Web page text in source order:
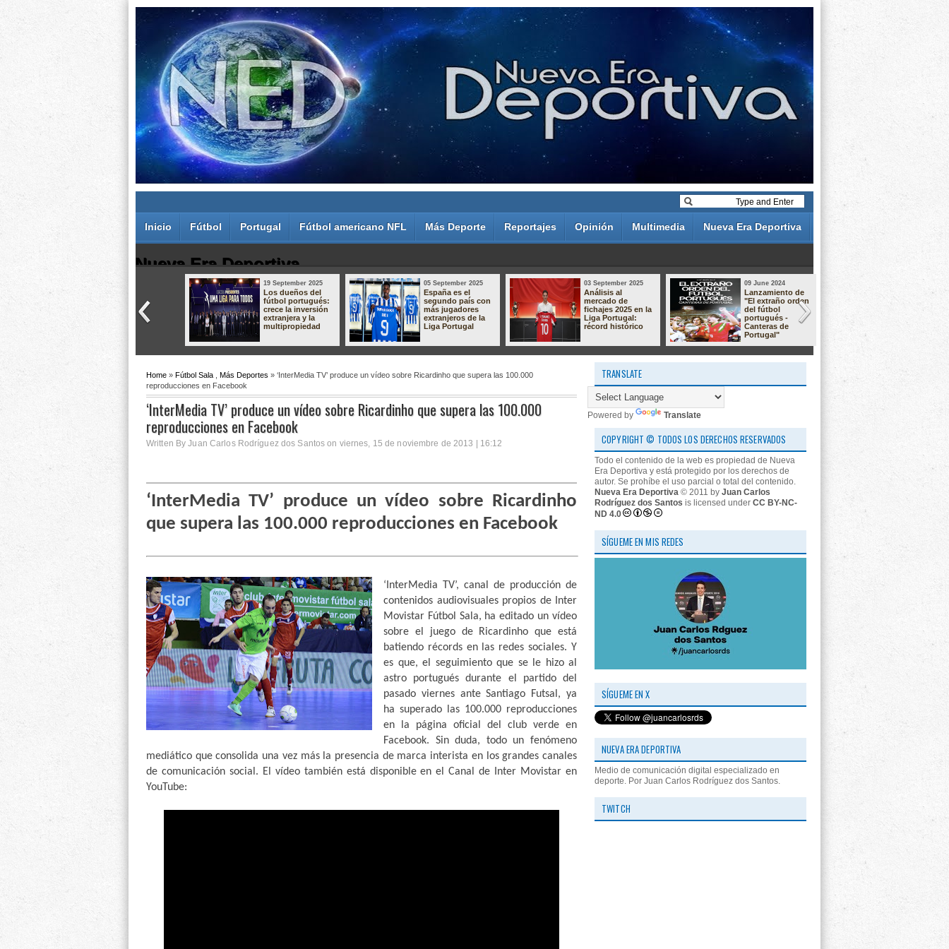
Inicio Fútbol Portugal Fútbol americano NFL Más Deporte Reportajes Opinión Multimedia Nueva Era Deportiva
Nueva Era Deportiva
Juan Carlos Rodríguez dos Santos
19 September 2025
Los dueños del
fútbol portugués:
crece la inversión
extranjera y la
multipropiedad
05 September 2025
España es el
segundo país con
más jugadores
extranjeros de la
Liga Portugal
03 September 2025
Análisis al
mercado de
fichajes 2025 en la
Liga Portugal:
récord histórico
09 June 2024
Lanzamiento de
"El extraño orden
del fútbol
portugués -
Canteras de
Portugal"
19 May 2024
Análisis de
Liga
23/24:
Home » Fútbol Sala Más Deportes » ‘InterMedia TV’ produce un vídeo sobre Ricardinho que supera las 100.000
reproducciones en Facebook
‘InterMedia TV’ produce un vídeo sobre Ricardinho que supera las 100.000
reproducciones en Facebook
Written By Juan Carlos Rodríguez dos Santos on viernes, 15 de noviembre de 2013 | 16:12
‘InterMedia TV’ produce un vídeo sobre Ricardinho
que supera las 100.000 reproducciones en Facebook
‘InterMedia TV’, canal de producción de
contenidos audiovisuales propios de Inter
Movistar Fútbol Sala, ha editado un vídeo
sobre el juego de Ricardinho que está
batiendo récords en las redes sociales. Y
es que, el seguimiento que se le hizo al
astro portugués durante el partido del
pasado viernes ante Santiago Futsal, ya
ha superado las 100.000 reproducciones
en la página oficial del club verde en
Facebook. Sin duda, todo un fenómeno
mediático que consolida una vez más la presencia de marca interista en los grandes canales
de comunicación social. El vídeo también está disponible en el Canal de Inter Movistar en
YouTube:
TRANSLATE
Powered by Translate
COPYRIGHT © TODOS LOS DERECHOS RESERVADOS
Todo el contenido de la web es propiedad de Nueva
Era Deportiva y está protegido por los derechos de
autor. Se prohíbe el uso parcial o total del contenido.
Nueva Era Deportiva © 2011 by Juan Carlos
Rodríguez dos Santos is licensed under CC BY-NC-
ND 4.0
SÍGUEME EN MIS REDES
SÍGUEME EN X
NUEVA ERA DEPORTIVA
Medio de comunicación digital especializado en
deporte. Por Juan Carlos Rodríguez dos Santos.
TWITCH